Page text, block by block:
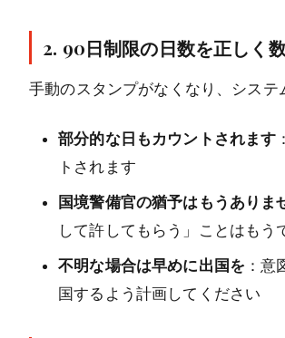
2. 90日制限の日数を正しく
手動のスタンプがなくなり、システ
部分的な日もカウントされます
トされます
国境警備官の猶予はもうありま
して許してもらう」ことはもう
不明な場合は早めに出国を ：
国するよう計画してください